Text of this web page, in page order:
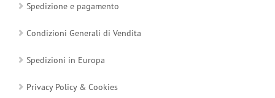
Spedizione e pagamento
Condizioni Generali di Vendita
Spedizioni in Europa
Privacy Policy & Cookies